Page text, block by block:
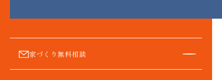
家づくり無料相談